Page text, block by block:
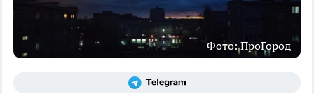
Фото: ПроГород